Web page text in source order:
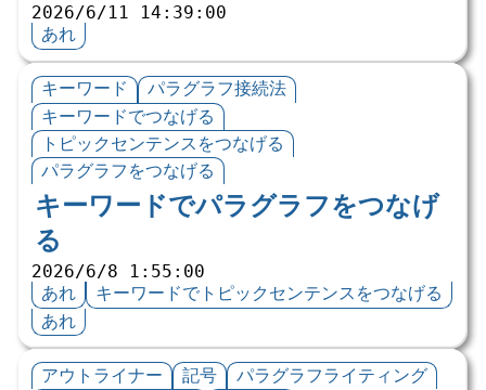
2026/6/11 14:39:00
あれ
キーワード
パラグラフ接続法
キーワードでつなげる
トピックセンテンスをつなげる
パラグラフをつなげる
キーワードでパラグラフをつなげ
る
2026/6/8 1:55:00
あれ
キーワードでトピックセンテンスをつなげる
あれ
アウトライナー 記号
パラグラフライティング